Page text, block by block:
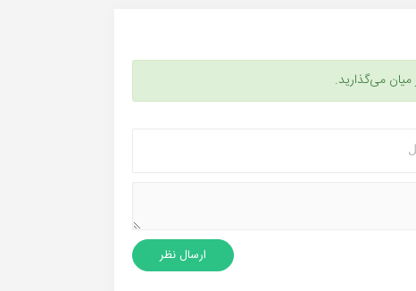
میان می‌گذارید.